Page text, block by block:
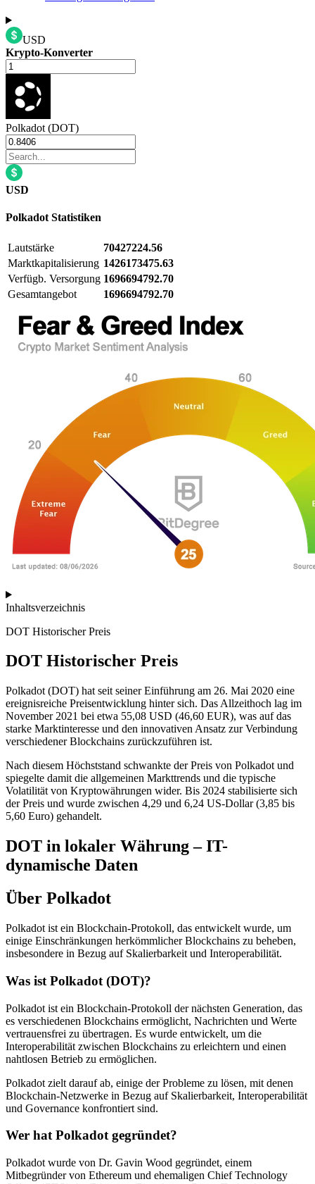
USD
Krypto-Konverter
Polkadot (DOT)
USD
Polkadot Statistiken
Lautstärke
70427224.56
Marktkapitalisierung 1426173475.63
Verfügb. Versorgung 1696694792.70
Gesamtangebot
1696694792.70
Inhaltsverzeichnis
DOT Historischer Preis
DOT Historischer Preis
Polkadot (DOT) hat seit seiner Einführung am 26. Mai 2020 eine
ereignisreiche Preisentwicklung hinter sich. Das Allzeithoch lag im
November 2021 bei etwa 55,08 USD (46,60 EUR), was auf das
starke Marktinteresse und den innovativen Ansatz zur Verbindung
verschiedener Blockchains zurückzuführen ist.
Nach diesem Höchststand schwankte der Preis von Polkadot und
spiegelte damit die allgemeinen Markttrends und die typische
Volatilität von Kryptowährungen wider. Bis 2024 stabilisierte sich
der Preis und wurde zwischen 4,29 und 6,24 US-Dollar (3,85 bis
5,60 Euro) gehandelt.
DOT in lokaler Währung – IT-
dynamische Daten
Über Polkadot
Polkadot ist ein Blockchain-Protokoll, das entwickelt wurde, um
einige Einschränkungen herkömmlicher Blockchains zu beheben,
insbesondere in Bezug auf Skalierbarkeit und Interoperabilität.
Was ist Polkadot (DOT)?
Polkadot ist ein Blockchain-Protokoll der nächsten Generation, das
es verschiedenen Blockchains ermöglicht, Nachrichten und Werte
vertrauensfrei zu übertragen. Es wurde entwickelt, um die
Interoperabilität zwischen Blockchains zu erleichtern und einen
nahtlosen Betrieb zu ermöglichen.
Polkadot zielt darauf ab, einige der Probleme zu lösen, mit denen
Blockchain-Netzwerke in Bezug auf Skalierbarkeit, Interoperabilität
und Governance konfrontiert sind.
Wer hat Polkadot gegründet?
Polkadot wurde von Dr. Gavin Wood gegründet, einem
Mitbegründer von Ethereum und ehemaligen Chief Technology